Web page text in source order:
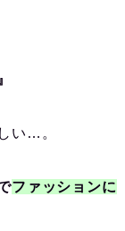
い…。
ファッションに